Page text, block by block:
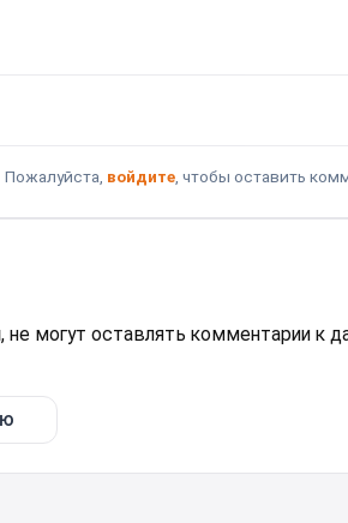
Пожалуйста, войдите, чтобы оставить
, не могут оставлять комментарии к